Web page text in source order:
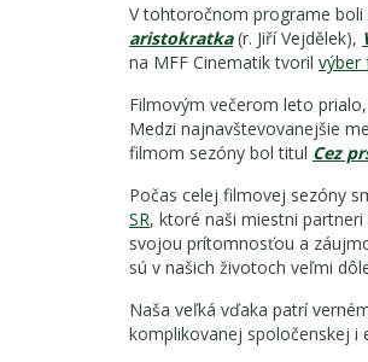
V tohtoročnom programe boli
aristokratka (r. Jiří Vejdělek),
na MFF Cinematik tvoril výber
Filmovým večerom leto
Medzi najnavštevovanejšie
filmom sezóny bol titul Cez
Počas celej filmovej sezóny
SR, ktoré naši miestni
svojou prítomnosťou a
sú v našich životoch veľmi
Naša veľká vďaka patrí
komplikovanej spoločenskej i